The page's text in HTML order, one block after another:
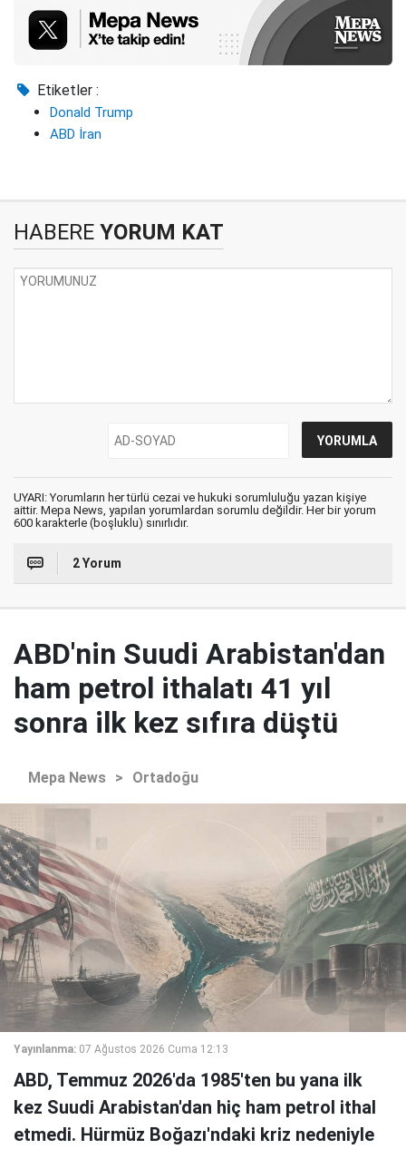
Etiketler :
Donald Trump
ABD İran
HABERE YORUM KAT
UYARI: Yorumların her türlü cezai ve hukuki sorumluluğu yazan kişiye
aittir. Mepa News, yapılan yorumlardan sorumlu değildir. Her bir yorum
600 karakterle (boşluklu) sınırlıdır.
2 Yorum
ABD'nin Suudi Arabistan'dan
ham petrol ithalatı 41 yıl
sonra ilk kez sıfıra düştü
Mepa News > Ortadoğu
Yayınlanma: 07 Ağustos 2026 Cuma 12:13
ABD, Temmuz 2026'da 1985'ten bu yana ilk
kez Suudi Arabistan'dan hiç ham petrol ithal
etmedi. Hürmüz Boğazı'ndaki kriz nedeniyle